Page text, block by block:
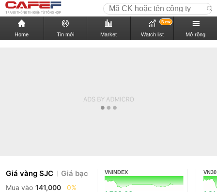
Home Tin mới Market Watch list
New
Mở rộng
Giá vàng SJC Giá bạc
Mua vào 141,000
0%
VNINDEX VN30